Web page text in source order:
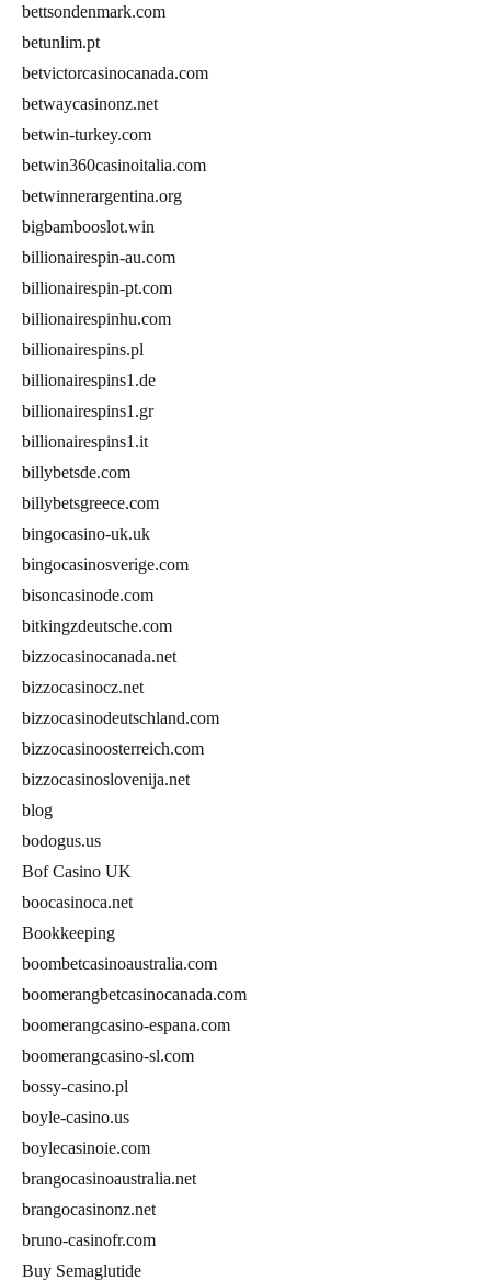
bettsondenmark.com
betunlim.pt
betvictorcasinocanada.com
betwaycasinonz.net
betwin-turkey.com
betwin360casinoitalia.com
betwinnerargentina.org
bigbambooslot.win
billionairespin-au.com
billionairespin-pt.com
billionairespinhu.com
billionairespins.pl
billionairespins1.de
billionairespins1.gr
billionairespins1.it
billybetsde.com
billybetsgreece.com
bingocasino-uk.uk
bingocasinosverige.com
bisoncasinode.com
bitkingzdeutsche.com
bizzocasinocanada.net
bizzocasinocz.net
bizzocasinodeutschland.com
bizzocasinoosterreich.com
bizzocasinoslovenija.net
blog
bodogus.us
Bof Casino UK
boocasinoca.net
Bookkeeping
boombetcasinoaustralia.com
boomerangbetcasinocanada.com
boomerangcasino-espana.com
boomerangcasino-sl.com
bossy-casino.pl
boyle-casino.us
boylecasinoie.com
brangocasinoaustralia.net
brangocasinonz.net
bruno-casinofr.com
Buy Semaglutide